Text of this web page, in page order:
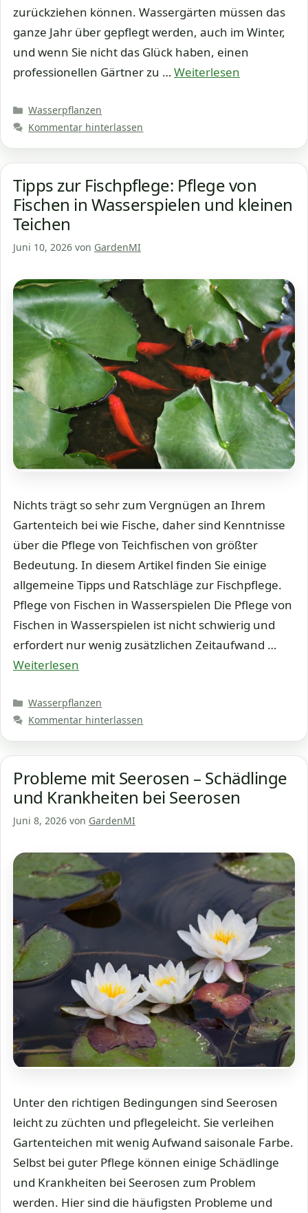
zurückziehen können. Wassergärten müssen das
ganze Jahr über gepflegt werden, auch im Winter,
und wenn Sie nicht das Glück haben, einen
professionellen Gärtner zu …Weiterlesen
Kategorien
Wasserpflanzen
Kommentar hinterlassen
Tipps zur Fischpflege: Pflege von
Fischen in Wasserspielen und kleinen
Teichen
Juni 10, 2026 von GardenMI
Nichts trägt so sehr zum Vergnügen an Ihrem
Gartenteich bei wie Fische, daher sind Kenntnisse
über die Pflege von Teichfischen von größter
Bedeutung. In diesem Artikel finden Sie einige
allgemeine Tipps und Ratschläge zur Fischpflege.
Pflege von Fischen in Wasserspielen Die Pflege von
Fischen in Wasserspielen ist nicht schwierig und
erfordert nur wenig zusätzlichen Zeitaufwand …
Weiterlesen
Kategorien
Wasserpflanzen
Kommentar hinterlassen
Probleme mit Seerosen – Schädlinge
und Krankheiten bei Seerosen
Juni 8, 2026 von GardenMI
Unter den richtigen Bedingungen sind Seerosen
leicht zu züchten und pflegeleicht. Sie verleihen
Gartenteichen mit wenig Aufwand saisonale Farbe.
Selbst bei guter Pflege können einige Schädlinge
und Krankheiten bei Seerosen zum Problem
werden. Hier sind die häufigsten Probleme und